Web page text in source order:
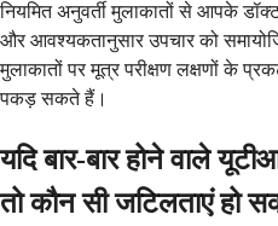
नियमित अनुवर्ती मुलाकातों से आपके
और आवश्यकतानुसार उपचार को
मुलाकातों पर मूत्र परीक्षण लक्षणों के
पकड़ सकते हैं।
यदि बार-बार होने वाले
तो कौन सी जटिलताएं हो